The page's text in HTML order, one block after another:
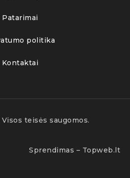
Patarimai
politika
Kontaktai
teisės saugomos.
Sprendimas – Topweb.lt